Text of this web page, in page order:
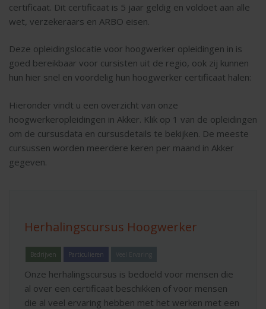
certificaat. Dit certificaat is 5 jaar geldig en voldoet aan alle
wet, verzekeraars en ARBO eisen.
Deze opleidingslocatie voor hoogwerker opleidingen in is
goed bereikbaar voor cursisten uit de regio, ook zij kunnen
hun hier snel en voordelig hun hoogwerker certificaat halen:
Hieronder vindt u een overzicht van onze
hoogwerkeropleidingen in Akker. Klik op 1 van de opleidingen
om de cursusdata en cursusdetails te bekijken. De meeste
cursussen worden meerdere keren per maand in Akker
gegeven.
Herhalingscursus Hoogwerker
Bedrijven Particulieren Veel Ervaring
Onze herhalingscursus is bedoeld voor mensen die
al over een certificaat beschikken of voor mensen
die al veel ervaring hebben met het werken met een